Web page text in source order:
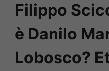
Filippo
è Danilo
Lobosco?